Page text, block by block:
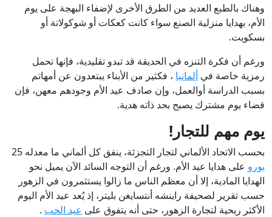
وهناك بالطبع العديد من الطرق الأخرى لإضفاء البهجة على يوم
الأم، بهدايا منزلية الصنع سواء كانت كعكات أو شوكولاتة أو
بسكويت.
ورغم أن فكرة التنزه في الحديقة قد تبدو تقليدية، فإنها تحمل
رمزية خاصة في ألمانيا ، فكثير من الأبناء يبتعدون عن أمهاتم
بسبب الدراسة أوالعمل، وإن صادف عيد الأم وجودهم معهن، فإن
قضاء يوم مشترك يصبح بحد ذاته هدية.
يوم مهم للتجار!
بحسب الاتحاد الألماني لتجار التجزئة، ينفق كل ألماني ما معدله 25
يورو على هدايا عيد الأم. ورغم أن التوجه السائد الآن يميل نحو
الهدايا المادية، إلا أن معظم الناس ما زالوا يستثمرون في الزهور
حسب تقرير لصحيفة راينشه أنتسايغن بليتر، إذ يُعد عيد الأم اليوم
الأكثر ربحية لتجارة الزهور، حتى أنه يتفوق على عيد الحب .